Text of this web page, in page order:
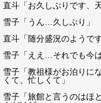
直斗「お久しぶりです、
雪子「うん…久しぶり」
直斗「随分盛況のようです
雪子「ええ…それでも今
雪子「教祖様がお泊りに
くて、忙しくて」
雪子「旅館と言うのはほ